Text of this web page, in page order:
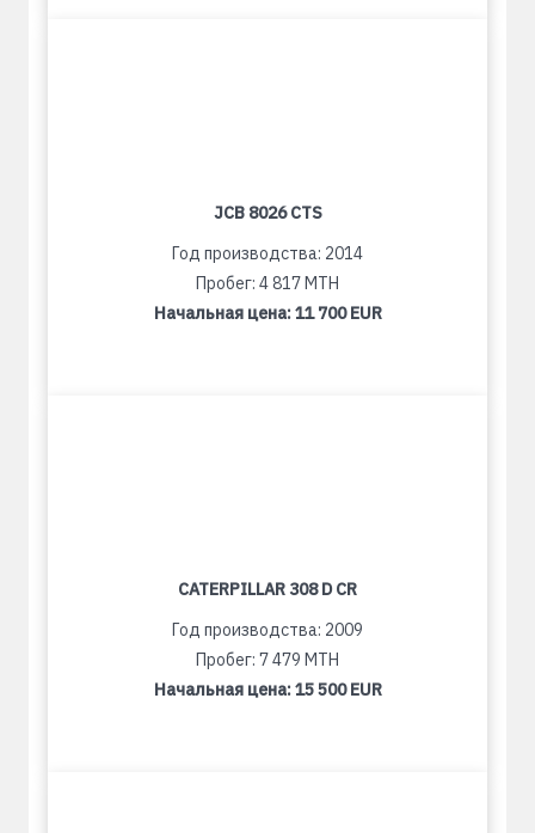
JCB 8026 CTS
Год производства: 2014
Пробег: 4 817 MTH
Начальная цена:11 700 EUR
CATERPILLAR 308 D CR
Год производства: 2009
Пробег: 7 479 MTH
Начальная цена:15 500 EUR